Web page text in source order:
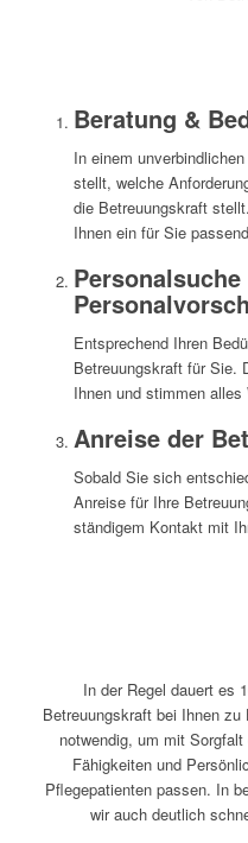
Beratung &
In einem
stellt, welche
die Betreuungs­kraft
Ihnen ein für Sie
Personalsuche
Entsprechend Ihren
Betreuungskraft für Sie.
Ihnen und stimmen
Anreise der
Sobald Sie sich
Anreise für Ihre
ständigem Kontakt mit
In der Regel dauert es
Betreuungskraft bei Ihnen
notwendig, um mit
Fähigkeiten und
Pflegepatienten passen. In
wir auch deutlich